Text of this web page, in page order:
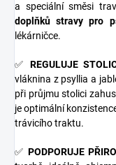
a speciální směsi
doplňků stravy pro
lékárničce.
✅REGULUJE
vláknina z psyllia a
při průjmu stolici
je optimální
trávicího traktu.
✅PODPORUJE